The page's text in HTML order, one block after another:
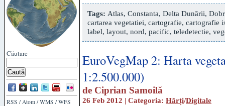
Căutare
RSS /Atom /WMS /WFS
Tags: Atlas, Constanta, Delta Dunării,
cartarea vegetatiei, cartografie, cartografie
label, layout, nord, pacific, teledetectie,
EuroVegMap 2: Harta
1:2.500.000)
de Ciprian Samoilă
26 Feb 2012 | Categoria: Hărți/Digitale